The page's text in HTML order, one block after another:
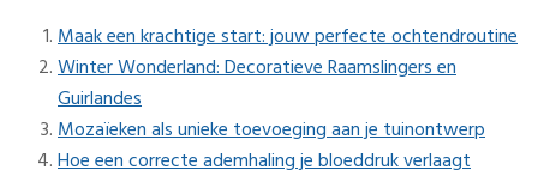
Maak een krachtige start: jouw perfecte ochtendroutine
Winter Wonderland: Decoratieve Raamslingers en
Guirlandes
Mozaïeken als unieke toevoeging aan je tuinontwerp
Hoe een correcte ademhaling je bloeddruk verlaagt